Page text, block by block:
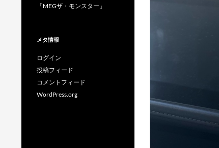
「MEGザ・モンスター」
メタ情報
ログイン
投稿フィード
コメントフィード
WordPress.org